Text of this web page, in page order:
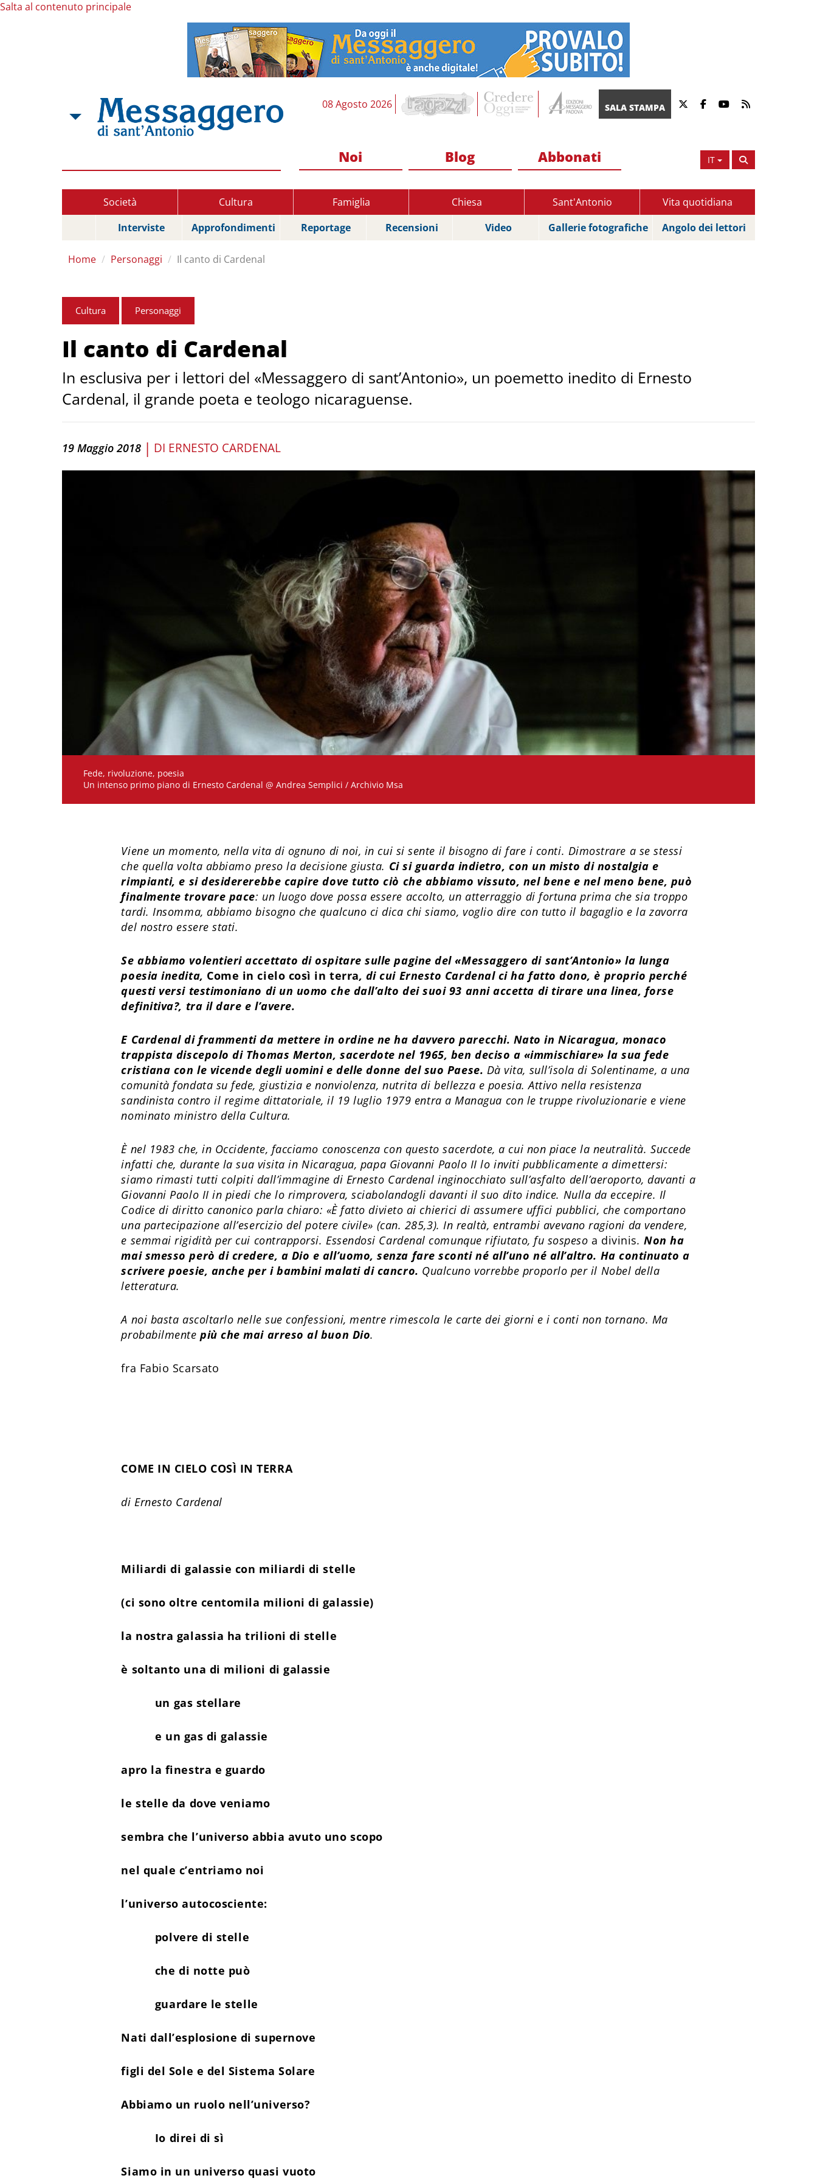
Salta al contenuto principale
08 Agosto 2026 SALA STAMPA
IT
Noi Blog Abbonati
Società Cultura Famiglia Chiesa Sant'Antonio
Vita quotidiana
Interviste
Approfondimenti Reportage Recensioni Video Gallerie fotografiche Angolo dei lettori
Home Personaggi Il canto di Cardenal
Cultura Personaggi
Il canto di Cardenal
In esclusiva per i lettori del «Messaggero di sant’Antonio», un poemetto inedito di Ernesto
Cardenal, il grande poeta e teologo nicaraguense.
19 Maggio 2018 | DI ERNESTO CARDENAL
Fede, rivoluzione, poesia
Un intenso primo piano di Ernesto Cardenal @ Andrea Semplici / Archivio Msa
Viene un momento, nella vita di ognuno di noi, in cui si sente il bisogno di fare i conti. Dimostrare a se stessi
che quella volta abbiamo preso la decisione giusta. Ci si guarda indietro, con un misto di nostalgia e
rimpianti, e si desidererebbe capire dove tutto ciò che abbiamo vissuto, nel bene e nel meno bene, può
finalmente trovare pace: un luogo dove possa essere accolto, un atterraggio di fortuna prima che sia troppo
tardi. Insomma, abbiamo bisogno che qualcuno ci dica chi siamo, voglio dire con tutto il bagaglio e la zavorra
del nostro essere stati.
Se abbiamo volentieri accettato di ospitare sulle pagine del «Messaggero di sant’Antonio» la lunga
poesia inedita, Come in cielo così in terra, di cui Ernesto Cardenal ci ha fatto dono, è proprio perché
questi versi testimoniano di un uomo che dall’alto dei suoi 93 anni accetta di tirare una linea, forse
definitiva?, tra il dare e l’avere.
E Cardenal di frammenti da mettere in ordine ne ha davvero parecchi. Nato in Nicaragua, monaco
trappista discepolo di Thomas Merton, sacerdote nel 1965, ben deciso a «immischiare» la sua fede
cristiana con le vicende degli uomini e delle donne del suo Paese. Dà vita, sull’isola di Solentiname, a una
comunità fondata su fede, giustizia e nonviolenza, nutrita di bellezza e poesia. Attivo nella resistenza
sandinista contro il regime dittatoriale, il 19 luglio 1979 entra a Managua con le truppe rivoluzionarie e viene
nominato ministro della Cultura.
È nel 1983 che, in Occidente, facciamo conoscenza con questo sacerdote, a cui non piace la neutralità. Succede
infatti che, durante la sua visita in Nicaragua, papa Giovanni Paolo II lo inviti pubblicamente a dimettersi:
siamo rimasti tutti colpiti dall’immagine di Ernesto Cardenal inginocchiato sull’asfalto dell’aeroporto, davanti a
Giovanni Paolo II in piedi che lo rimprovera, sciabolandogli davanti il suo dito indice. Nulla da eccepire. Il
Codice di diritto canonico parla chiaro: «È fatto divieto ai chierici di assumere uffici pubblici, che comportano
una partecipazione all’esercizio del potere civile» (can. 285,3). In real­tà, entrambi avevano ragioni da vendere,
e semmai rigidità per cui contrapporsi. Essendosi Cardenal comunque rifiutato, fu sospesoa divinis.Non ha
mai smesso però di credere, a Dio e all’uomo, senza fare sconti né all’uno né all’altro. Ha continuato a
scrivere poesie, anche per i bambini malati di cancro. Qualcuno vorrebbe proporlo per il Nobel della
letteratura.
A noi basta ascoltarlo nelle sue confessioni, mentre rimescola le carte dei giorni e i conti non tornano. Ma
probabilmentepiù che mai arreso al buon Dio.
fra Fabio Scarsato
COME IN CIELO COSÌ IN TERRA
di Ernesto Cardenal
Miliardi di galassie con miliardi di stelle
(ci sono oltre centomila milioni di galassie)
la nostra galassia ha trilioni di stelle
è soltanto una di milioni di galassie
un gas stellare
e un gas di galassie
apro la finestra e guardo
le stelle da dove veniamo
sembra che l’universo abbia avuto uno scopo
nel quale c’entriamo noi
l’universo autocosciente:
polvere di stelle
che di notte può
guardare le stelle
Nati dall’esplosione di supernove
figli del Sole e del Sistema Solare
Abbiamo un ruolo nell’universo?
Io direi di sì
Siamo in un universo quasi vuoto